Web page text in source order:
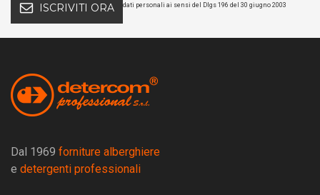
ISCRIVITI ORA dati personali ai sensi del Dlgs 196 del 30 giugno 2003
Dal 1969 forniture alberghiere
e detergenti professionali